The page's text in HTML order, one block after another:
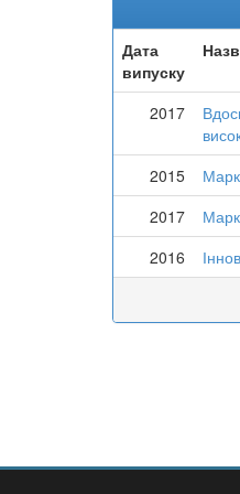
Дата
випуску
2017
2015
2017
2016